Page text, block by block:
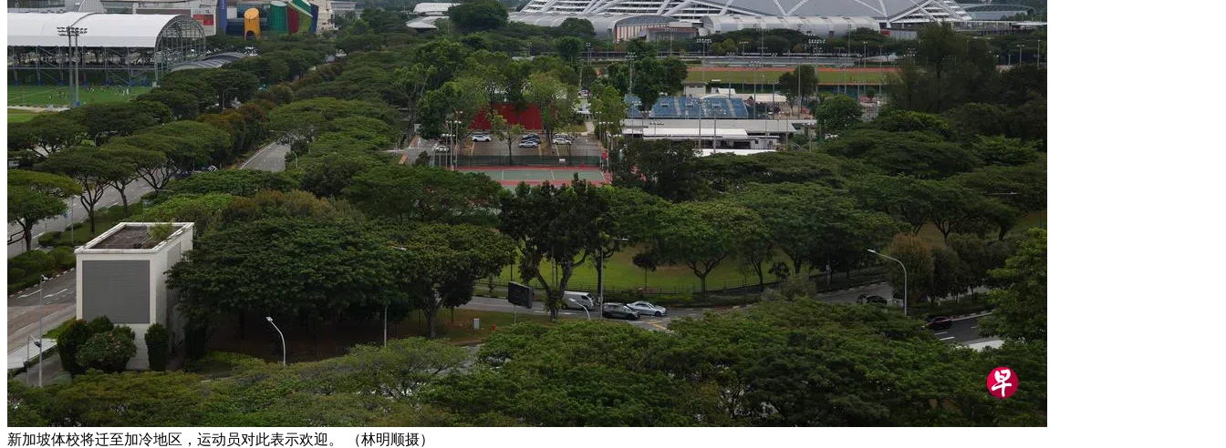
新加坡体校将迁至加冷地区，运动员对此表示欢迎。 （林明顺摄）